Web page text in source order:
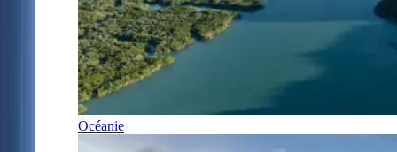
Océanie